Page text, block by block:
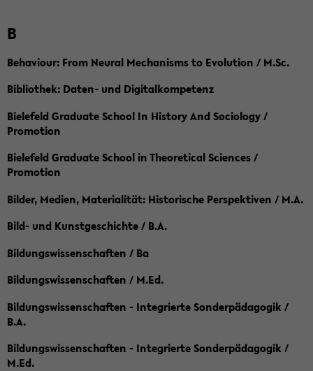
B
Behaviour: From Neural Mechanisms to Evolution / M.Sc.
Bibliothek: Daten- und Digitalkompetenz
Bielefeld Graduate School In History And Sociology /
Promotion
Bielefeld Graduate School in Theoretical Sciences /
Promotion
Bilder, Medien, Materialität: Historische Perspektiven / M.A.
Bild- und Kunstgeschichte / B.A.
Bildungswissenschaften / Ba
Bildungswissenschaften / M.Ed.
Bildungswissenschaften - Integrierte Sonderpädagogik /
B.A.
Bildungswissenschaften - Integrierte Sonderpädagogik /
M.Ed.